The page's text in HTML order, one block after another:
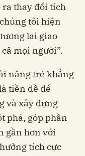
thay đổi tích
tôi hiện
lai giao
mọi người”.
năng trẻ khẳng
tiền đề để
và xây dựng
phá, góp phần
gần hơn với
tích cực